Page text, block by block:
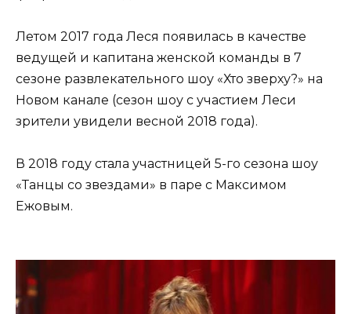
Летом 2017 года Леся появилась в качестве
ведущей и капитана женской команды в 7
сезоне развлекательного шоу «Хто зверху?» на
Новом канале (сезон шоу с участием Леси
зрители увидели весной 2018 года).
В 2018 году стала участницей 5-го сезона шоу
«Танцы со звездами» в паре с Максимом
Ежовым.